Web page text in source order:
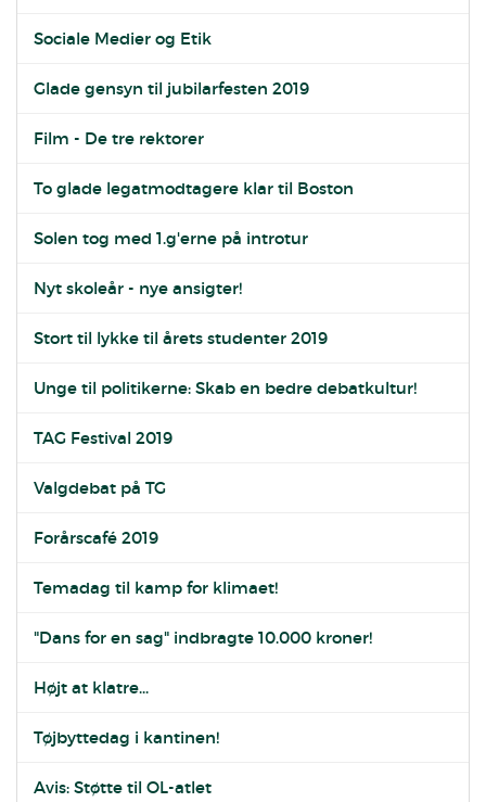
Sociale Medier og Etik
Glade gensyn til jubilarfesten 2019
Film - De tre rektorer
To glade legatmodtagere klar til Boston
Solen tog med 1.g'erne på introtur
Nyt skoleår - nye ansigter!
Stort til lykke til årets studenter 2019
Unge til politikerne: Skab en bedre debatkultur!
TAG Festival 2019
Valgdebat på TG
Forårscafé 2019
Temadag til kamp for klimaet!
"Dans for en sag" indbragte 10.000 kroner!
Højt at klatre...
Tøjbyttedag i kantinen!
Avis: Støtte til OL-atlet